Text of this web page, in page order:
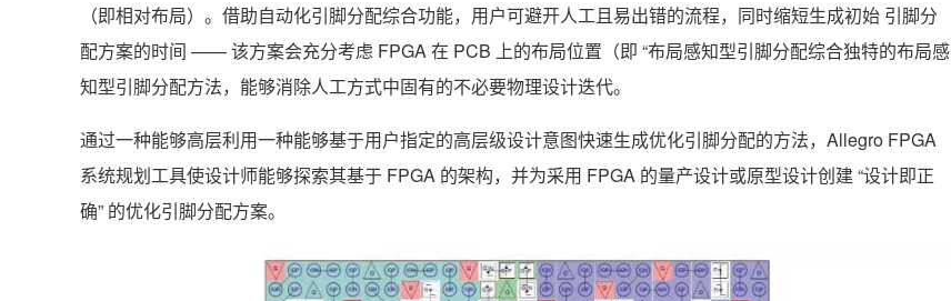
（即相对布局）。借助自动化引脚分配综合功能，用户可避开人工且易出错的流程，同时缩短生成初始 引脚分
配方案的时间 —— 该方案会充分考虑 FPGA 在 PCB 上的布局位置（即 “布局感知型引脚分配综合独特的布局感
知型引脚分配方法，能够消除人工方式中固有的不必要物理设计迭代。
通过一种能够高层利用一种能够基于用户指定的高层级设计意图快速生成优化引脚分配的方法，Allegro FPGA
系统规划工具使设计师能够探索其基于 FPGA 的架构，并为采用 FPGA 的量产设计或原型设计创建 “设计即正
确” 的优化引脚分配方案。